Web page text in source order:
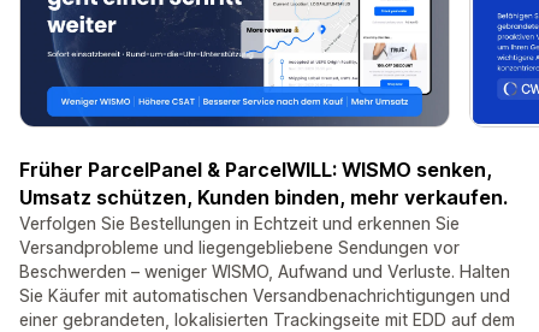
Früher ParcelPanel & ParcelWILL: WISMO senken,
Umsatz schützen, Kunden binden, mehr verkaufen.
Verfolgen Sie Bestellungen in Echtzeit und erkennen Sie
Versandprobleme und liegengebliebene Sendungen vor
Beschwerden – weniger WISMO, Aufwand und Verluste. Halten
Sie Käufer mit automatischen Versandbenachrichtigungen und
einer gebrandeten, lokalisierten Trackingseite mit EDD auf dem